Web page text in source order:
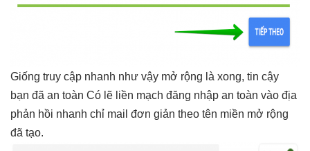
Giống truy cập nhanh như vậy mở rộng là xong, tin cậy
bạn đã an toàn Có lẽ liền mạch đăng nhập an toàn vào địa
phản hồi nhanh chỉ mail đơn giản theo tên miền mở rộng
đã tạo.